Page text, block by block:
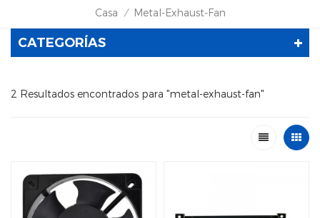
Casa / Metal-Exhaust-Fan
CATEGORÍAS
2 Resultados encontrados para "metal-exhaust-fan"